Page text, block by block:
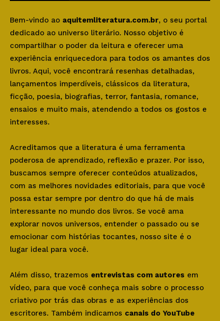
Bem-vindo ao aquitemliteratura.com.br, o seu portal
dedicado ao universo literário. Nosso objetivo é
compartilhar o poder da leitura e oferecer uma
experiência enriquecedora para todos os amantes dos
livros. Aqui, você encontrará resenhas detalhadas,
lançamentos imperdíveis, clássicos da literatura,
ficção, poesia, biografias, terror, fantasia, romance,
ensaios e muito mais, atendendo a todos os gostos e
interesses.
Acreditamos que a literatura é uma ferramenta
poderosa de aprendizado, reflexão e prazer. Por isso,
buscamos sempre oferecer conteúdos atualizados,
com as melhores novidades editoriais, para que você
possa estar sempre por dentro do que há de mais
interessante no mundo dos livros. Se você ama
explorar novos universos, entender o passado ou se
emocionar com histórias tocantes, nosso site é o
lugar ideal para você.
Além disso, trazemos entrevistas com autores em
vídeo, para que você conheça mais sobre o processo
criativo por trás das obras e as experiências dos
escritores. Também indicamos canais do YouTube